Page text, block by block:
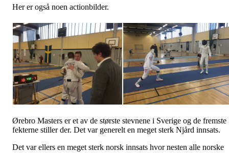
Her er også noen actionbilder.
Ørebro Masters er et av de største stevnene i Sverige og de fremste
fekterne stiller der. Det var generelt en meget sterk Njård innsats.
Det var ellers en meget sterk norsk innsats hvor nesten alle norske